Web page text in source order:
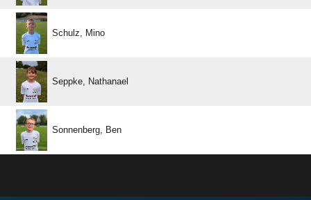
 
 
 